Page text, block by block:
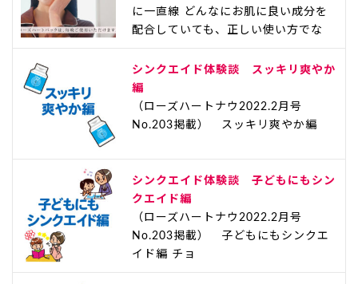
に一直線 どんなにお肌に良い成分を
配合していても、正しい使い方でな
シンクエイド体験談 スッキリ爽やか
編
（ローズハートナウ2022.2月号
No.203掲載） スッキリ爽やか編
シンクエイド体験談 子どもにもシン
クエイド編
（ローズハートナウ2022.2月号
No.203掲載） 子どもにもシンクエ
イド編 チョ